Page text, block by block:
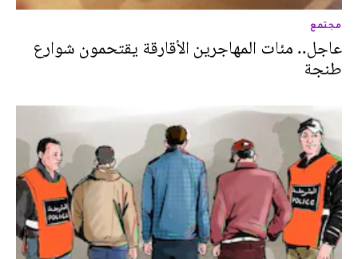
مجتمع
عاجل.. مئات المهاجرين الأقارقة يقتحمون شوارع
طنجة